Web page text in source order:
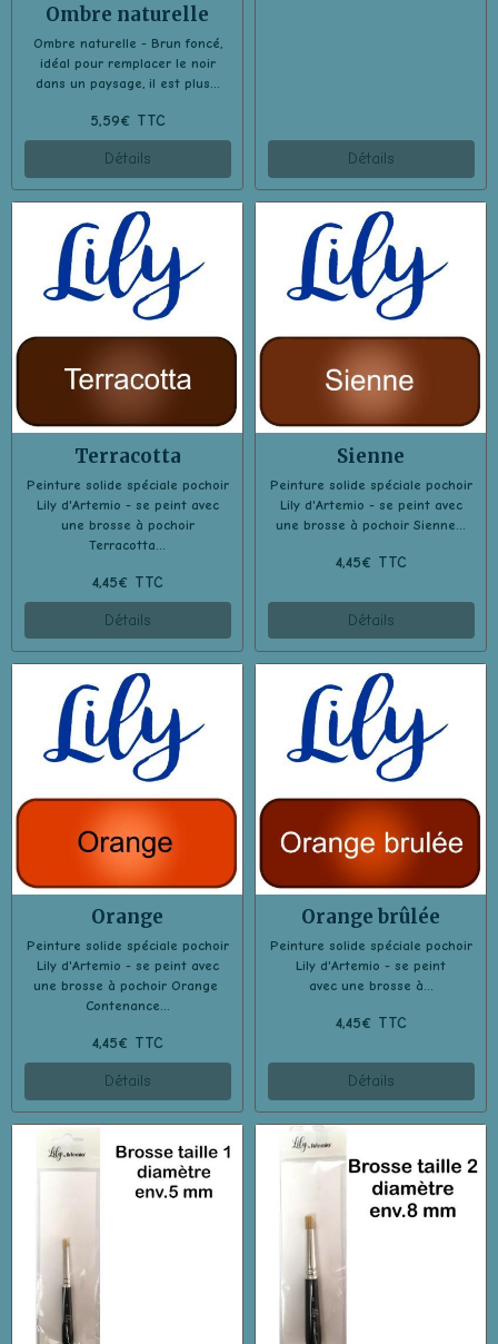
Ombre naturelle
Ombre naturelle - Brun foncé,
idéal pour remplacer le noir
dans un paysage, il est plus...
5,59€ TTC
Détails Détails
Terracotta
Peinture solide spéciale pochoir
Lily d'Artemio - se peint avec
une brosse à pochoir
Terracotta...
4,45€ TTC
Détails
Sienne
Peinture solide spéciale pochoir
Lily d'Artemio - se peint avec
une brosse à pochoir Sienne...
4,45€ TTC
Détails
Orange
Peinture solide spéciale pochoir
Lily d'Artemio - se peint avec
une brosse à pochoir Orange
Contenance...
4,45€ TTC
Détails
Orange brûlée
Peinture solide spéciale pochoir
Lily d'Artemio - se peint
avec une brosse à...
4,45€ TTC
Détails